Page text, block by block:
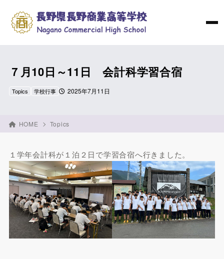
７月10日～11日 会計科学習合宿
2025年7月11日
Topics 学校行事
HOME Topics
１学年会計科が１泊２日で学習合宿へ行きました。